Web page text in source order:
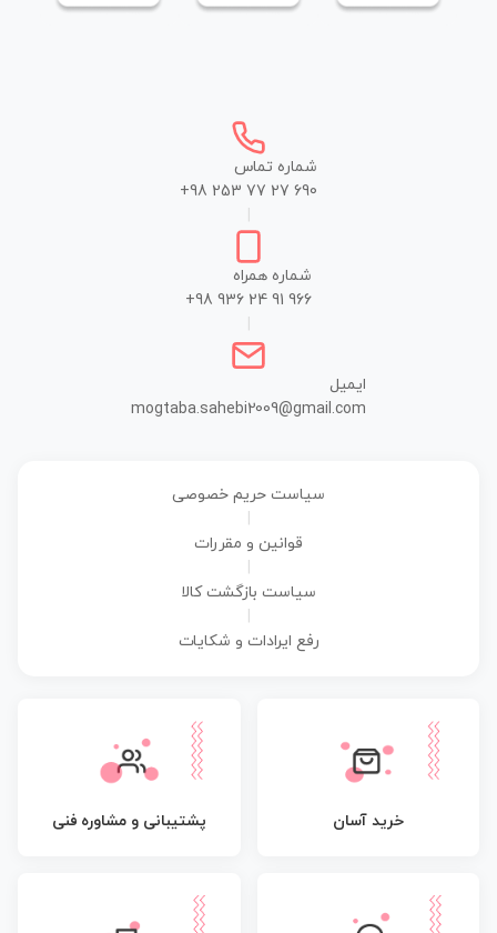
شماره تماس
+98 253 77 27 690
شماره همراه
+98 936 24 91 966
ایمیل
mogtaba.sahebi2009@gmail.com
سیاست حریم خصوصی
قوانین و مقررات
سیاست بازگشت کالا
رفع ایرادات و شکایات
خرید آسان پشتیبانی و مشاوره فنی